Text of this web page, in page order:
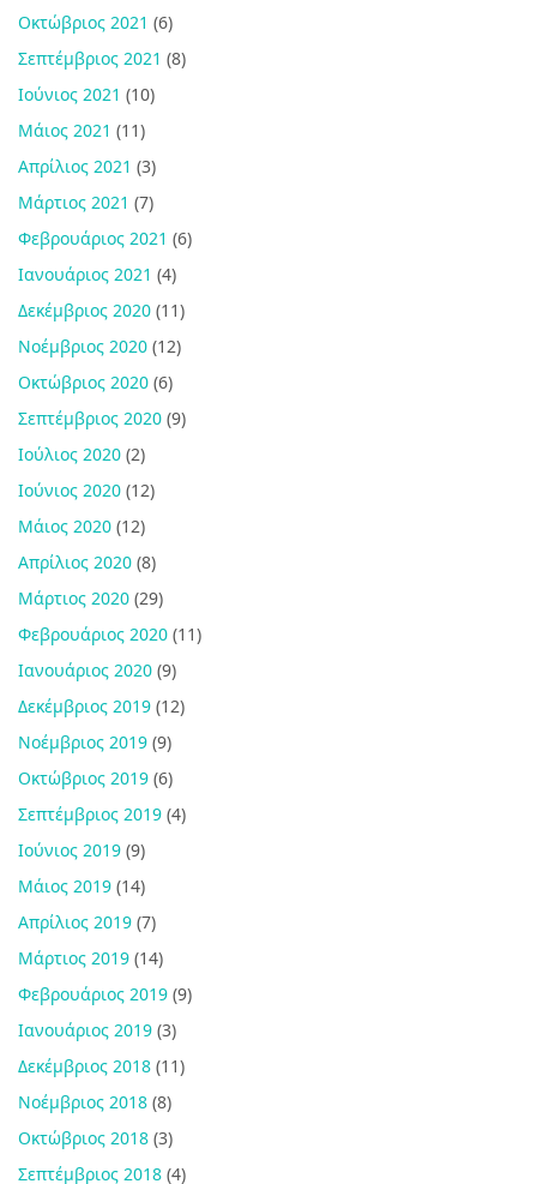
Οκτώβριος 2021 (6)
Σεπτέμβριος 2021 (8)
Ιούνιος 2021 (10)
Μάιος 2021 (11)
Απρίλιος 2021 (3)
Μάρτιος 2021 (7)
Φεβρουάριος 2021 (6)
Ιανουάριος 2021 (4)
Δεκέμβριος 2020 (11)
Νοέμβριος 2020 (12)
Οκτώβριος 2020 (6)
Σεπτέμβριος 2020 (9)
Ιούλιος 2020 (2)
Ιούνιος 2020 (12)
Μάιος 2020 (12)
Απρίλιος 2020 (8)
Μάρτιος 2020 (29)
Φεβρουάριος 2020 (11)
Ιανουάριος 2020 (9)
Δεκέμβριος 2019 (12)
Νοέμβριος 2019 (9)
Οκτώβριος 2019 (6)
Σεπτέμβριος 2019 (4)
Ιούνιος 2019 (9)
Μάιος 2019 (14)
Απρίλιος 2019 (7)
Μάρτιος 2019 (14)
Φεβρουάριος 2019 (9)
Ιανουάριος 2019 (3)
Δεκέμβριος 2018 (11)
Νοέμβριος 2018 (8)
Οκτώβριος 2018 (3)
Σεπτέμβριος 2018 (4)